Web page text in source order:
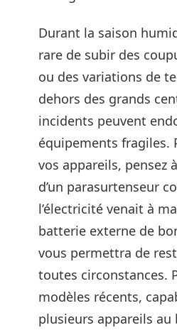
Durant la saison
rare de subir des
ou des variations de
dehors des grands
incidents peuvent
équipements fragiles.
vos appareils, pensez
d’un parasurtenseur
l’électricité venait à
batterie externe de
vous permettra de
toutes circonstances.
modèles récents,
plusieurs appareils au